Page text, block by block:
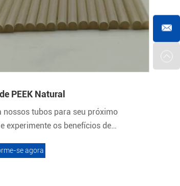
PEEK Natural
nossos tubos para seu próximo
experimente os benefícios de
se agora